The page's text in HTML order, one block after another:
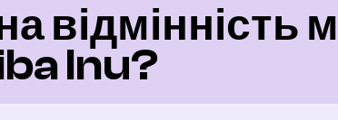
відмінність
Inu?